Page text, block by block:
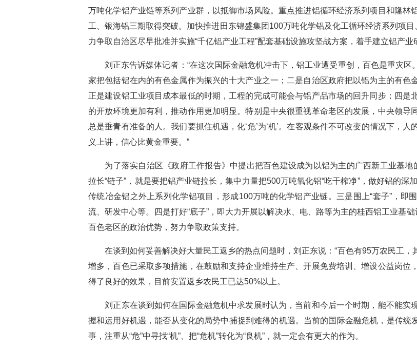
万吨化学铝产业链等系列产业群，以抵御市场风险。重点推进铝循环经济系列项目和隆林
工、银海铝三期取得突破。加快推进田东锦盛集团100万吨化学铝及化工循环经济系列项
力争取自治区尽早批准并实施“千亿铝产业工程”配套基础设施攻坚战方案，着手建立铝产
刘正东告诉媒体记者：“在这次国际金融危机冲击下，铝工业遭受重创，百色是重灾区
家把包括铝在内的有色金属作为振兴的十大产业之一；二是自治区政府把以铝为主的有色
正是建设铝工业项目成本最低的时期，工程的完成可能会与铝产品市场的回升同步；四是
的开放环境更加有利，推动作用更加明显。特别是中央很重视革命老区的发展，中央领导
总是垂青有准备的人。我们要抓住机遇，化‘危’为‘机’。在客观条件不可改变的情况下，
义上讲，信心比黄金重要。”
为了落实自治区《政府工作报告》中提出把百色建设成为以铝为主的广西新工业基地
拉长“链子”，就是要把铝产业链拉长，集中力量把500万吨氧化铝“吃干榨净”，做好铝的深
传统冶金铝之外上系列化学铝项目，形成100万吨的化学铝产业链。三是围上“套子”，即
流、研发中心等。四是打好“底子”，即大力开展以解决水、电、路等为主的桂西铝工业基
百色老区的政治优势，努力争取政策支持。
在谈到如何妥善解决好大量民工返乡的热点问题时，刘正东说：“百色有95万农民工，
增多，百色已采取多项措施，在鼓励和支持企业维持生产、开展免费培训、增设公益岗位
得了良好的效果，目前安置返乡农民工已达50%以上。
刘正东在谈到如何在国际金融危机中求发展时认为，当前和今后一个时期，能不能实
握和运用好机遇，能否从变化的局势中捕捉到难得的机遇。当前的国际金融危机，是传统
事，注重从“危”中寻找“机”、把“危机”转化为“良机”，就一定会有更大的作为。